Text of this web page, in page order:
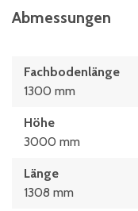
Abmessungen
Fachbodenlänge
1300 mm
Höhe
3000 mm
Länge
1308 mm